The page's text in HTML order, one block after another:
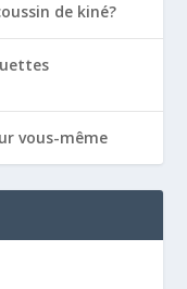
de kiné?
vous-même